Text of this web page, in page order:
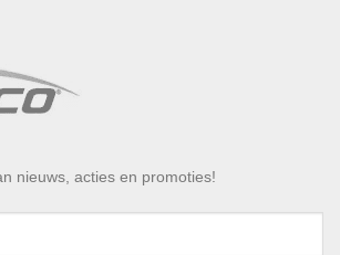
nieuws, acties en promoties!